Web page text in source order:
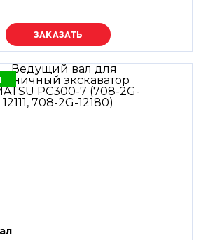
Уточняйте цену